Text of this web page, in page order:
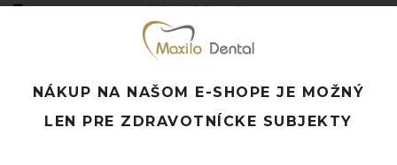
Doprava ZADARMO pri objednávke nad 120 EUR
Rýchle doručenie a možnosť osobného odberu
Potrebujete poradiť? Neváhajte náskontaktovať.
NÁKUP NA NAŠOM E-SHOPE JE MOŽNÝ
LEN PRE ZDRAVOTNÍCKE SUBJEKTY